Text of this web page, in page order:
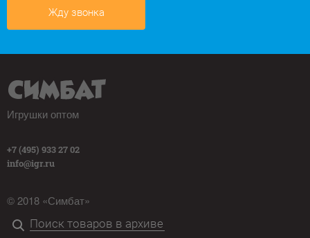
Жду звонка
Игрушки оптом
+7 (495) 933 27 02
info@igr.ru
© 2018 «Симбат»